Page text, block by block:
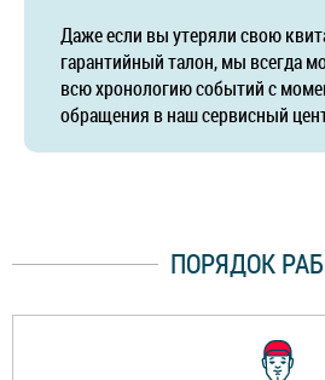
Даже если вы утеряли свою
гарантийный талон, мы всегда
всю хронологию событий с
обращения в наш сервисный
ПОРЯДОК